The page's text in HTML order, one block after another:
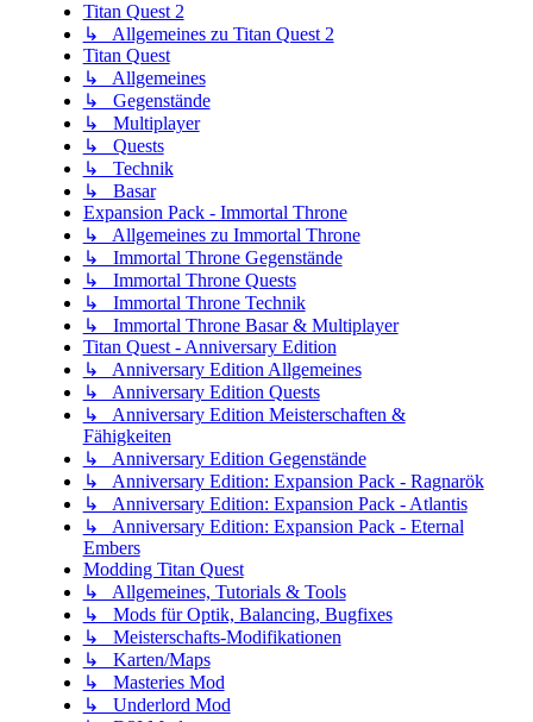
Titan Quest 2
↳ Allgemeines zu Titan Quest 2
Titan Quest
↳ Allgemeines
↳ Gegenstände
↳ Multiplayer
↳ Quests
↳ Technik
↳ Basar
Expansion Pack - Immortal Throne
↳ Allgemeines zu Immortal Throne
↳ Immortal Throne Gegenstände
↳ Immortal Throne Quests
↳ Immortal Throne Technik
↳ Immortal Throne Basar & Multiplayer
Titan Quest - Anniversary Edition
↳ Anniversary Edition Allgemeines
↳ Anniversary Edition Quests
↳ Anniversary Edition Meisterschaften &
Fähigkeiten
↳ Anniversary Edition Gegenstände
↳ Anniversary Edition: Expansion Pack - Ragnarök
↳ Anniversary Edition: Expansion Pack - Atlantis
↳ Anniversary Edition: Expansion Pack - Eternal
Embers
Modding Titan Quest
↳ Allgemeines, Tutorials & Tools
↳ Mods für Optik, Balancing, Bugfixes
↳ Meisterschafts-Modifikationen
↳ Karten/Maps
↳ Masteries Mod
↳ Underlord Mod